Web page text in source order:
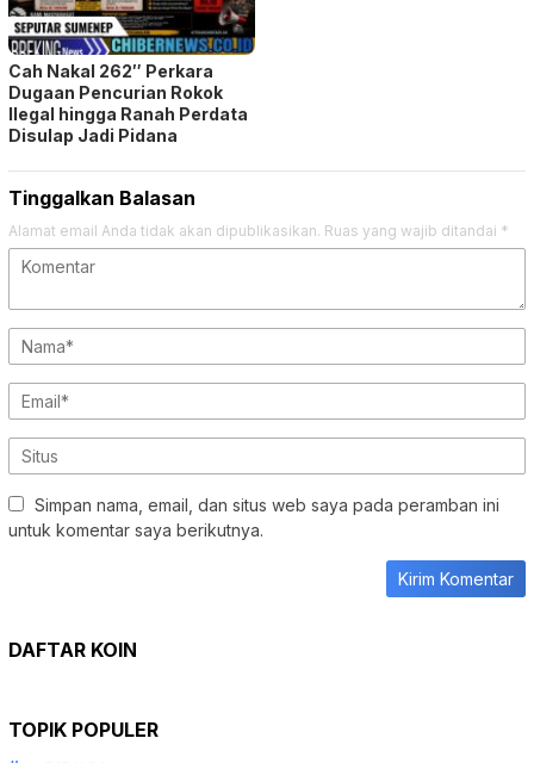
Cah Nakal 262″ Perkara
Dugaan Pencurian Rokok
Ilegal hingga Ranah Perdata
Disulap Jadi Pidana
Tinggalkan Balasan
Alamat email Anda tidak akan dipublikasikan. Ruas yang wajib ditandai *
Simpan nama, email, dan situs web saya pada peramban ini
untuk komentar saya berikutnya.
DAFTAR KOIN
TOPIK POPULER